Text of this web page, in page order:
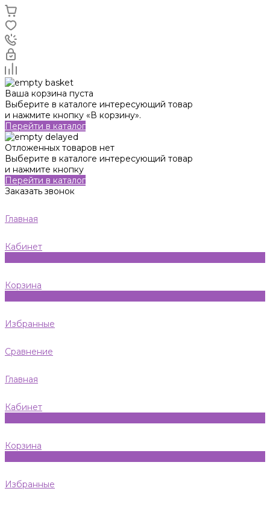
Ваша корзина пуста
Выберите в каталоге интересующий товар
и нажмите кнопку «В корзину».
Перейти в каталог
Отложенных товаров нет
Выберите в каталоге интересующий товар
и нажмите кнопку
Перейти в каталог
Заказать звонок
Главная
Кабинет
Корзина
Избранные
Сравнение
Главная
Кабинет
Корзина
Избранные